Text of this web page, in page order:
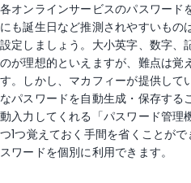
各オンラインサービスのパスワード
にも誕生日など推測されやすいもの
設定しましょう。大小英字、数字、
のが理想的といえますが、難点は覚
す。しかし、マカフィーが提供して
なパスワードを自動生成・保存する
動入力してくれる「パスワード管理
つ1つ覚えておく手間を省くことが
スワードを個別に利用できます。